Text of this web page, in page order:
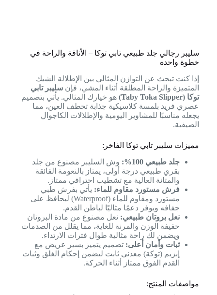
سليبر رجالي جلد طبيعي تابي توكا – الأناقة والراحة في
خطوة واحدة
إذا كنت تبحث عن التوازن المثالي بين الإطلالة الشيك
المتميزة والراحة المطلقة أثناء المشي، فإن سليبر تابي
توكا (Taby Toka Slipper)
هو خيارك المثالي. يأتي بتصميم
عصري فريد بلمسة كلاسيكية جذابة تخطف العين، مما
يجعله مناسبًا للمشاوير اليومية والإطلالات الكاجوال
الصيفية.
مميزات سليبر تابي توكا الفاخر:
جلد طبيعي 100%:
وش السليبر مصنوع من جلد
بقري طبيعي درجة أولى، يمتاز بالنعومة الفائقة
والمتانة العالية مع تشطيب احترافي ممتاز.
فرش مستورد مقاوم للماء: يأتي بفرش طبي
مستورد ومقاوم للماء (Waterproof) ليحافظ على
جفافه ويوفر دعمًا مثاليًا لباطن القدم.
نعل بروتان طبيعي: نعل مصنوع من مادة البروتان
خفيفة الوزن والمرنة للغاية، مما يقلل من الصدمات
ويضمن لك راحة مثالية طوال فترات الارتداء.
ثبات وأمان أعلى: تصميم يتميز بسير عريض مع
إبزيم (توكة) معدني ثابت ليضمن إحكام الغلق وثبات
القدم الفوق ممتاز أثناء الحركة.
مواصفات المنتج: